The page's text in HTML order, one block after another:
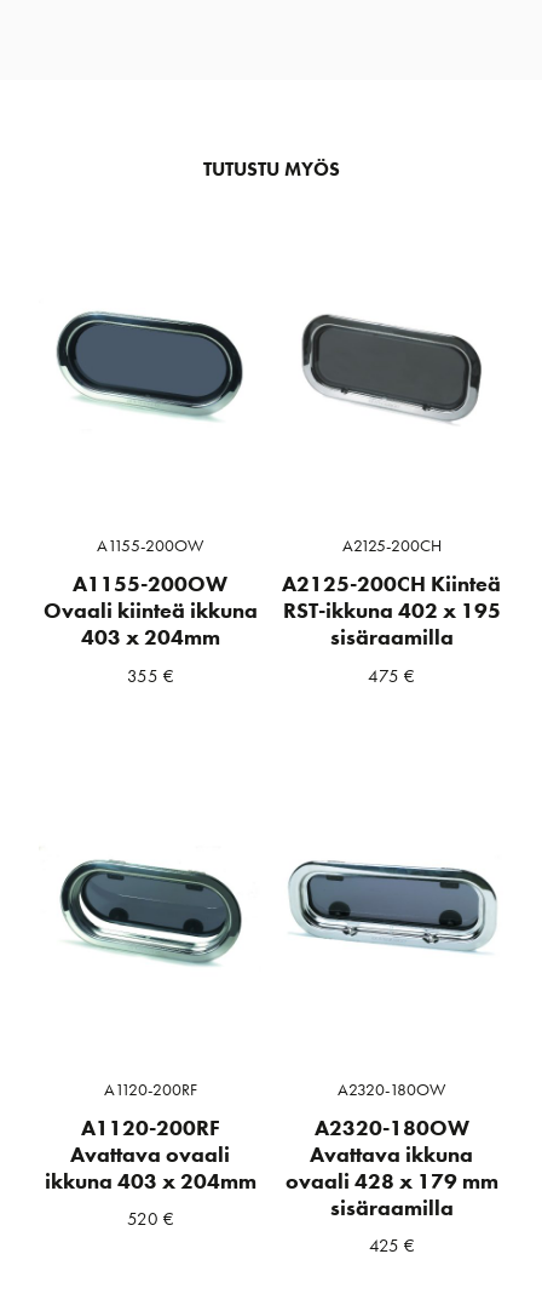
TUTUSTU MYÖS
A1155-200OW
A1155-200OW
Ovaali kiinteä ikkuna
403 x 204mm
355 €
A2125-200CH
A2125-200CH Kiinteä
RST-ikkuna 402 x 195
sisäraamilla
475€
A1120-200RF
A1120-200RF
Avattava ovaali
ikkuna 403 x 204mm
520 €
A2320-180OW
A2320-180OW
Avattava ikkuna
ovaali 428 x 179 mm
sisäraamilla
425 €